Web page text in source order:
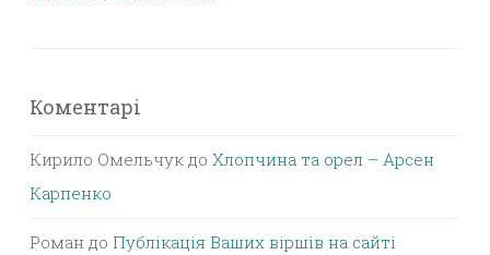
Коментарі
Кирило Омельчук до Хлопчина та орел – Арсен
Карпенко
Роман до Публікація Ваших віршів на сайті